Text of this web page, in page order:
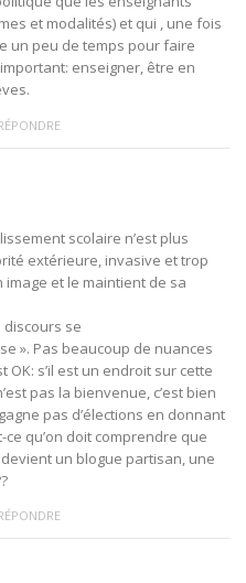
et modalités) et qui , une fois
un peu de temps pour faire
enseigner, être en
scolaire n’est plus
extérieure, invasive et trop
et le maintient de sa
discours se
». Pas beaucoup de nuances
OK: s’il est un endroit sur cette
pas la bienvenue, c’est bien
pas d’élections en donnant
ce qu’on doit comprendre que
un blogue partisan, une